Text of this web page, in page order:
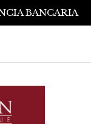
BANCARIA